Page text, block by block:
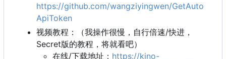
https://github.com/wangziyingwen/GetAuto
ApiToken
视频教程：（我操作很慢，自行倍速/快进，
Secret版的教程，将就看吧）
在线/下载地址： https://kino-